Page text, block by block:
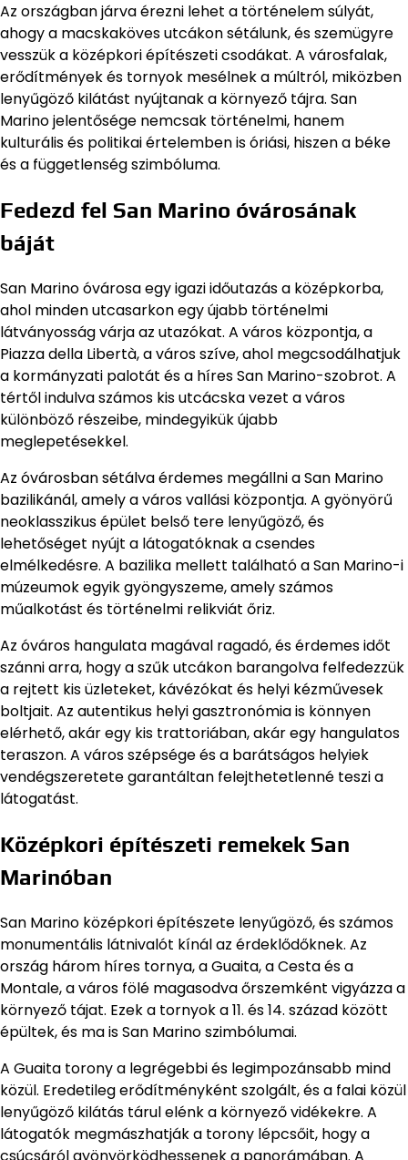
Az országban járva érezni lehet a történelem súlyát,
ahogy a macskaköves utcákon sétálunk, és szemügyre
vesszük a középkori építészeti csodákat. A városfalak,
erődítmények és tornyok mesélnek a múltról, miközben
lenyűgöző kilátást nyújtanak a környező tájra. San
Marino jelentősége nemcsak történelmi, hanem
kulturális és politikai értelemben is óriási, hiszen a béke
és a függetlenség szimbóluma.
Fedezd fel San Marino óvárosának
báját
San Marino óvárosa egy igazi időutazás a középkorba,
ahol minden utcasarkon egy újabb történelmi
látványosság várja az utazókat. A város központja, a
Piazza della Libertà, a város szíve, ahol megcsodálhatjuk
a kormányzati palotát és a híres San Marino-szobrot. A
tértől indulva számos kis utcácska vezet a város
különböző részeibe, mindegyikük újabb
meglepetésekkel.
Az óvárosban sétálva érdemes megállni a San Marino
bazilikánál, amely a város vallási központja. A gyönyörű
neoklasszikus épület belső tere lenyűgöző, és
lehetőséget nyújt a látogatóknak a csendes
elmélkedésre. A bazilika mellett található a San Marino-i
múzeumok egyik gyöngyszeme, amely számos
műalkotást és történelmi relikviát őriz.
Az óváros hangulata magával ragadó, és érdemes időt
szánni arra, hogy a szűk utcákon barangolva felfedezzük
a rejtett kis üzleteket, kávézókat és helyi kézművesek
boltjait. Az autentikus helyi gasztronómia is könnyen
elérhető, akár egy kis trattoriában, akár egy hangulatos
teraszon. A város szépsége és a barátságos helyiek
vendégszeretete garantáltan felejthetetlenné teszi a
látogatást.
Középkori építészeti remekek San
Marinóban
San Marino középkori építészete lenyűgöző, és számos
monumentális látnivalót kínál az érdeklődőknek. Az
ország három híres tornya, a Guaita, a Cesta és a
Montale, a város fölé magasodva őrszemként vigyázza a
környező tájat. Ezek a tornyok a 11. és 14. század között
épültek, és ma is San Marino szimbólumai.
A Guaita torony a legrégebbi és legimpozánsabb mind
közül. Eredetileg erődítményként szolgált, és a falai közül
lenyűgöző kilátás tárul elénk a környező vidékekre. A
látogatók megmászhatják a torony lépcsőit, hogy a